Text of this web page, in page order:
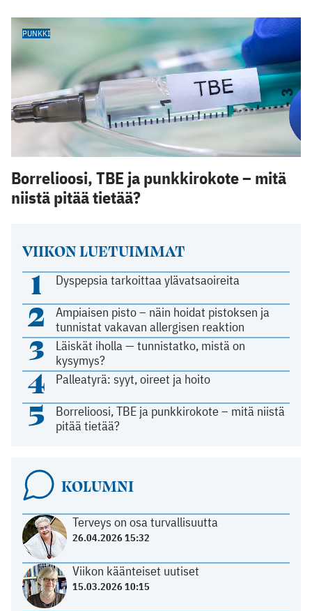
VIIKON LUETUIMMAT
1 Dyspepsia tarkoittaa ylävatsaoireita
2
Ampiaisen pisto – näin hoidat pistoksen ja
tunnistat vakavan allergisen reaktion
3
Läiskät iholla — tunnistatko, mistä on
kysymys?
4 Palleatyrä: syyt, oireet ja hoito
5
Borrelioosi, TBE ja punkkirokote – mitä niistä
pitää tietää?
KOLUMNI
Terveys on osa turvallisuutta
26.04.2026 15:32
Viikon käänteiset uutiset
15.03.2026 10:15
PUNKKI
Borrelioosi, TBE ja punkkirokote – mitä
niistä pitää tietää?